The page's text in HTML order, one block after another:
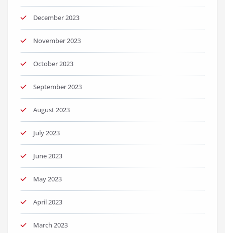
December 2023
November 2023
October 2023
September 2023
August 2023
July 2023
June 2023
May 2023
April 2023
March 2023